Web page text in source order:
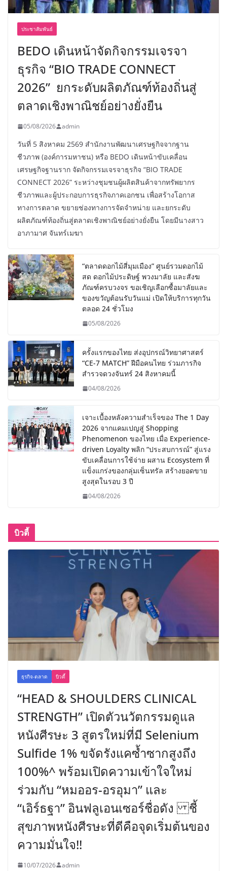
ประชาสัมพันธ์
BEDO เดินหน้าจัดกิจกรรมเจรจา
ธุรกิจ “BIO TRADE CONNECT
2026” ยกระดับผลิตภัณฑ์ท้องถิ่นสู่
ตลาดเชิงพาณิชย์อย่างยั่งยืน
05/08/2026 admin
วันที่ 5 สิงหาคม 2569 สำนักงานพัฒนาเศรษฐกิจจากฐาน
ชีวภาพ (องค์การมหาชน) หรือ BEDO เดินหน้าขับเคลื่อน
เศรษฐกิจฐานราก จัดกิจกรรมเจรจาธุรกิจ “BIO TRADE
CONNECT 2026” ระหว่างชุมชนผู้ผลิตสินค้าจากทรัพยากร
ชีวภาพและผู้ประกอบการธุรกิจภาคเอกชน เพื่อสร้างโอกาส
ทางการตลาด ขยายช่องทางการจัดจำหน่าย และยกระดับ
ผลิตภัณฑ์ท้องถิ่นสู่ตลาดเชิงพาณิชย์อย่างยั่งยืน โดยมีนางสาว
อาภามาศ จันทร์เมฆา
“ตลาดดอกไม้สี่มุมเมือง” ศูนย์รวมดอกไม้
สด ดอกไม้ประดิษฐ์ พวงมาลัย และสังฆ
ภัณฑ์ครบวงจร ขอเชิญเลือกซื้อมาลัยและ
ของขวัญต้อนรับวันแม่ เปิดให้บริการทุกวัน
ตลอด 24 ชั่วโมง
05/08/2026
ครั้งแรกของไทย ส่งอุปกรณ์วิทยาศาสตร์
“CE-7 MATCH” ฝีมือคนไทย ร่วมภารกิจ
สำรวจดวงจันทร์ 24 สิงหาคมนี้
04/08/2026
เจาะเบื้องหลังความสำเร็จของ The 1 Day
2026 จากแคมเปญสู่ Shopping
Phenomenon ของไทย เมื่อ Experience-
driven Loyalty พลิก “ประสบการณ์” สู่แรง
ขับเคลื่อนการใช้จ่าย ผสาน Ecosystem ที่
แข็งแกร่งของกลุ่มเซ็นทรัล สร้างยอดขาย
สูงสุดในรอบ 3 ปี
04/08/2026
บิวตี้
ธุรกิจ-ตลาด บิวตี้
“HEAD & SHOULDERS CLINICAL
STRENGTH” เปิดตัวนวัตกรรมดูแล
หนังศีรษะ 3 สูตรใหม่ที่มี Selenium
Sulfide 1% ขจัดรังแคซ้ำซากสูงถึง
100%^ พร้อมเปิดความเข้าใจใหม่
ร่วมกับ “หมออร-อรอุมา” และ
“เอิร์ธฐา” อินฟลูเอนเซอร์ชื่อดัง ชี้
สุขภาพหนังศีรษะที่ดีคือจุดเริ่มต้นของ
ความมั่นใจ!!
10/07/2026 admin